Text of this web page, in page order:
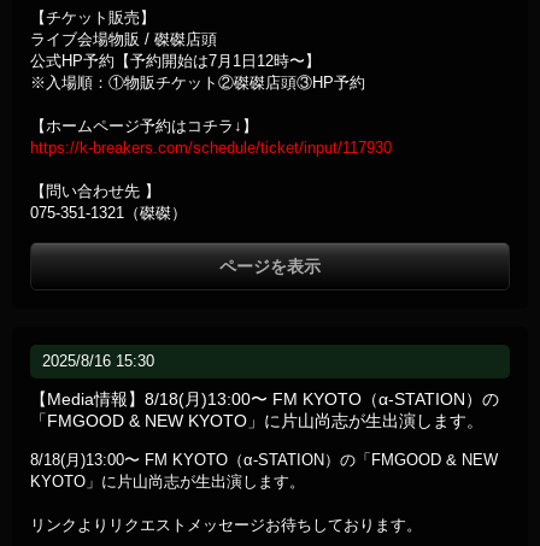
【チケット販売】
ライブ会場物販 / 磔磔店頭
公式HP予約【予約開始は7月1日12時〜】
※入場順：①物販チケット②磔磔店頭③HP予約
【ホームページ予約はコチラ↓】
https://k-breakers.com/schedule/ticket/input/117930
【問い合わせ先 】
075-351-1321（磔磔）
ページを表示
2025/8/16 15:30
【Media情報】8/18(月)13:00〜 FM KYOTO（α-STATION）の
「FMGOOD & NEW KYOTO」に片山尚志が生出演します。
8/18(月)13:00〜 FM KYOTO（α-STATION）の「FMGOOD & NEW
KYOTO」に片山尚志が生出演します。
リンクよりリクエストメッセージお待ちしております。